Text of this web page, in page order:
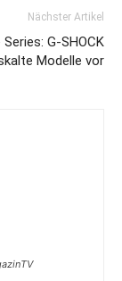
Nächster Artikel
G-SHOCK
Modelle vor